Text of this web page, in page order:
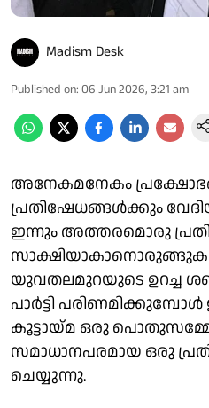
Madism Desk
Published on: 06 Jun 2026, 3:21 am
അനേകമനേകം
പ്രതിഷേധങ്ങൾക്കും
ഇന്നും അത്തരമൊരു
യുവതലമുറയുടെ ഉറച്ച
പാർട്ടി
കൂട്ടായ്മ ഒരു
സമാധാനപരമായ ഒരു
ചെയ്യുന്നു.